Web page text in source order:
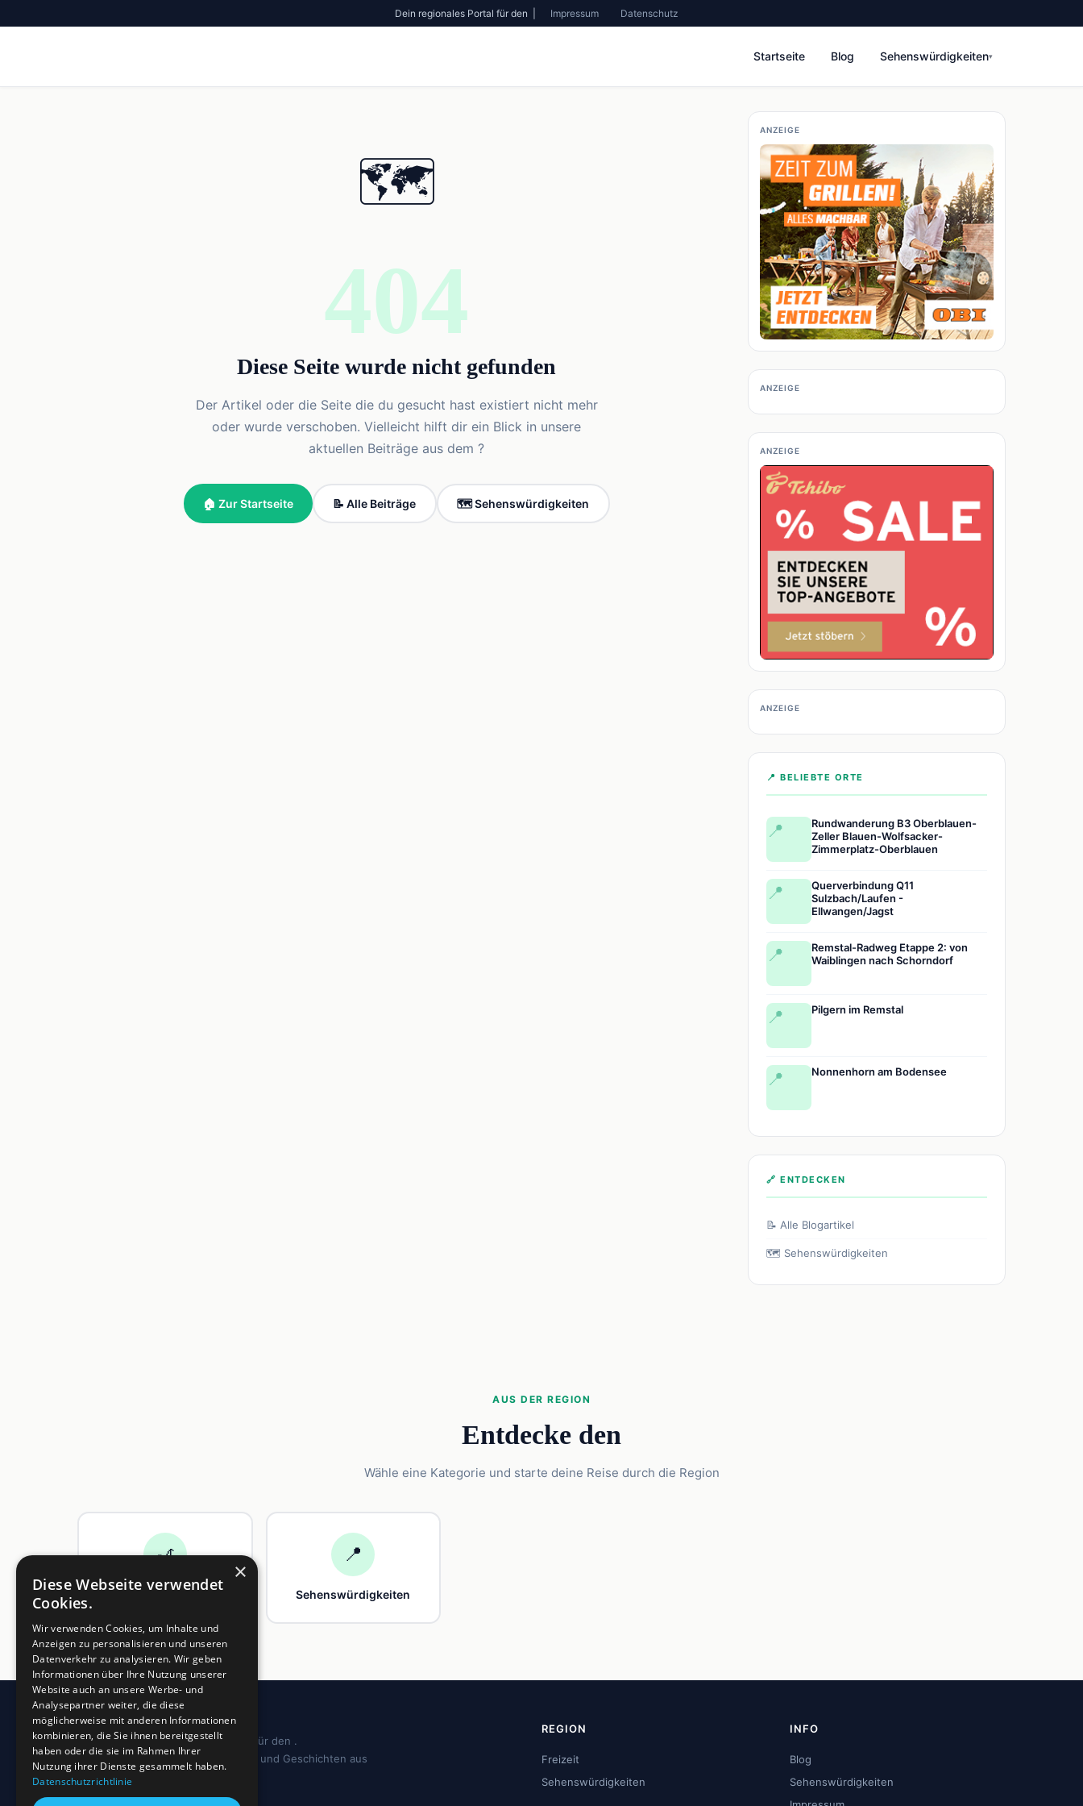
Dein regionales Portal für den | Impressum Datenschutz
Startseite Blog Sehenswürdigkeiten▾
ANZEIGE
ANZEIGE
ANZEIGE
ANZEIGE
📍 BELIEBTE ORTE
📍
Rundwanderung B3 Oberblauen-
Zeller Blauen-Wolfsacker-
Zimmerplatz-Oberblauen
📍
Querverbindung Q11
Sulzbach/Laufen -
Ellwangen/Jagst
📍
Remstal-Radweg Etappe 2: von
Waiblingen nach Schorndorf
📍 Pilgern im Remstal
📍 Nonnenhorn am Bodensee
🔗 ENTDECKEN
📝 Alle Blogartikel
🗺️ Sehenswürdigkeiten
🗺️
404
Diese Seite wurde nicht gefunden
Der Artikel oder die Seite die du gesucht hast existiert nicht mehr
oder wurde verschoben. Vielleicht hilft dir ein Blick in unsere
aktuellen Beiträge aus dem ?
🏠 Zur Startseite 📝 Alle Beiträge 🗺️ Sehenswürdigkeiten
AUS DER REGION
Entdecke den
Wähle eine Kategorie und starte deine Reise durch die Region
🎢
Freizeit
📍
Sehenswürdigkeiten
Dein regionales Informationsportal für den .
Sehenswürdigkeiten, Ausflugstipps und Geschichten aus
deiner Region.
REGION
Freizeit
Sehenswürdigkeiten
INFO
Blog
Sehenswürdigkeiten
×
Diese Webseite verwendet
Cookies.
Wir verwenden Cookies, um Inhalte und
Anzeigen zu personalisieren und unseren
Datenverkehr zu analysieren. Wir geben
Informationen über Ihre Nutzung unserer
Website auch an unsere Werbe- und
Analysepartner weiter, die diese
möglicherweise mit anderen Informationen
kombinieren, die Sie ihnen bereitgestellt
haben oder die sie im Rahmen Ihrer
Nutzung ihrer Dienste gesammelt haben.
Datenschutzrichtlinie